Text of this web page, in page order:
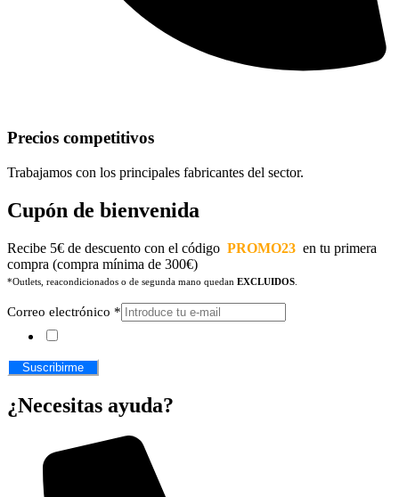
Precios competitivos
Trabajamos con los principales fabricantes del sector.
Cupón de bienvenida
Recibe 5€ de descuento con el código PROMO23 en tu primera
compra (compra mínima de 300€)
*Outlets, reacondicionados o de segunda mano quedan EXCLUIDOS
Correo electrónico *
Suscribirme
¿Necesitas ayuda?